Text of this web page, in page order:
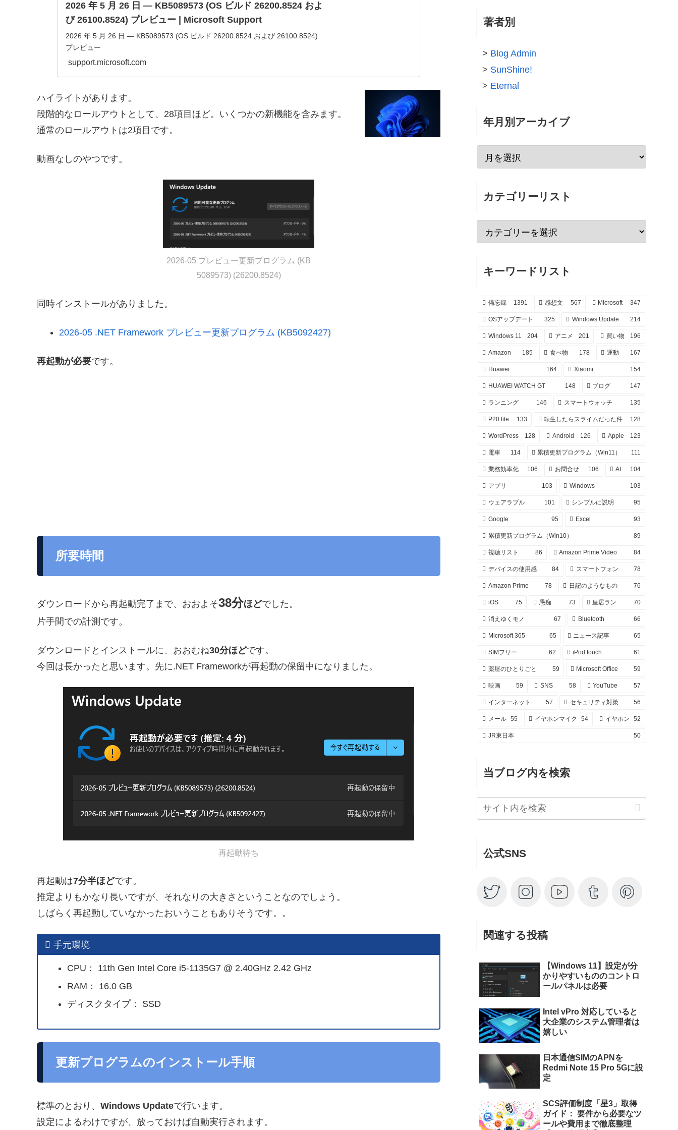
2026 年 5 月 26 日 — KB5089573 (OS ビルド 26200.8524 およ
び 26100.8524) プレビュー | Microsoft Support
2026 年 5 月 26 日 — KB5089573 (OS ビルド 26200.8524 および 26100.8524)
プレビュー
support.microsoft.com
ハイライトがあります。
段階的なロールアウトとして、28項目ほど。いくつかの新機能を含みます。
通常のロールアウトは2項目です。
動画なしのやつです。
2026-05 プレビュー更新プログラム (KB
5089573) (26200.8524)
同時インストールがありました。
2026-05 .NET Framework プレビュー更新プログラム (KB5092427)
再起動が必要です。
所要時間
ダウンロードから再起動完了まで、おおよそ38分ほどでした。
片手間での計測です。
ダウンロードとインストールに、おおむね30分ほどです。
今回は長かったと思います。先に.NET Frameworkが再起動の保留中になりました。
再起動待ち
再起動は7分半ほどです。
推定よりもかなり長いですが、それなりの大きさということなのでしょう。
しばらく再起動していなかったおいうこともありそうです。。
手元環境
CPU： 11th Gen Intel Core i5-1135G7 @ 2.40GHz 2.42 GHz
RAM： 16.0 GB
ディスクタイプ： SSD
更新プログラムのインストール手順
標準のとおり、 Windows Updateで行います。
設定によるわけですが、放っておけば自動実行されます。
著者別
Blog Admin
SunShine!
Eternal
年月別アーカイブ
カテゴリーリスト
キーワードリスト
備忘録 1391 感想文 567 Microsoft 347
OSアップデート 325 Windows Update 214
Windows 11 204 アニメ 201 買い物 196
Amazon 185 食べ物 178 運動 167
Huawei 164 Xiaomi 154
HUAWEI WATCH GT 148 ブログ 147
ランニング 146 スマートウォッチ 135
P20 lite 133 転生したらスライムだった件 128
WordPress 128 Android 126 Apple 123
電車 114 累積更新プログラム（Win11） 111
業務効率化 106 お問合せ 106 AI 104
アプリ 103 Windows 103
ウェアラブル 101 シンプルに説明 95
Google 95 Excel 93
累積更新プログラム（Win10） 89
視聴リスト 86 Amazon Prime Video 84
デバイスの使用感 84 スマートフォン 78
Amazon Prime 78 日記のようなもの 76
iOS 75 愚痴 73 皇居ラン 70
消えゆくモノ 67 Bluetooth 66
Microsoft 365 65 ニュース記事 65
SIMフリー 62 iPod touch 61
薬屋のひとりごと 59 Microsoft Office 59
映画 59 SNS 58 YouTube 57
インターネット 57 セキュリティ対策 56
メール 55 イヤホンマイク 54 イヤホン 52
JR東日本 50
当ブログ内を検索
公式SNS
関連する投稿
【Windows 11】設定が分
かりやすいもののコントロ
ールパネルは必要
Intel vPro 対応していると
大企業のシステム管理者は
嬉しい
日本通信SIMのAPNを
Redmi Note 15 Pro 5Gに設
定
SCS評価制度「星3」取得
ガイド： 要件から必要なツ
ールや費用まで徹底整理